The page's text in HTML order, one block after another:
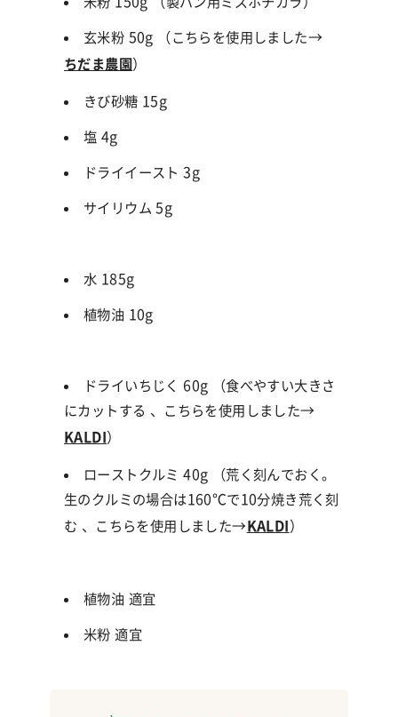
玄米粉 50g （こちらを使用しました→
ちだま農園）
きび砂糖 15g
塩 4g
ドライイースト 3g
サイリウム 5g
水 185g
植物油 10g
ドライいちじく 60g
（食べやすい大きさ
にカットする 、こちらを使用しました→
KALDI ）
ローストクルミ 40g
（荒く刻んでおく。
生のクルミの場合は 160℃で 10分焼き荒く刻
む 、こちらを使用しました→ KALDI ）
植物油 適宜
米粉 適宜